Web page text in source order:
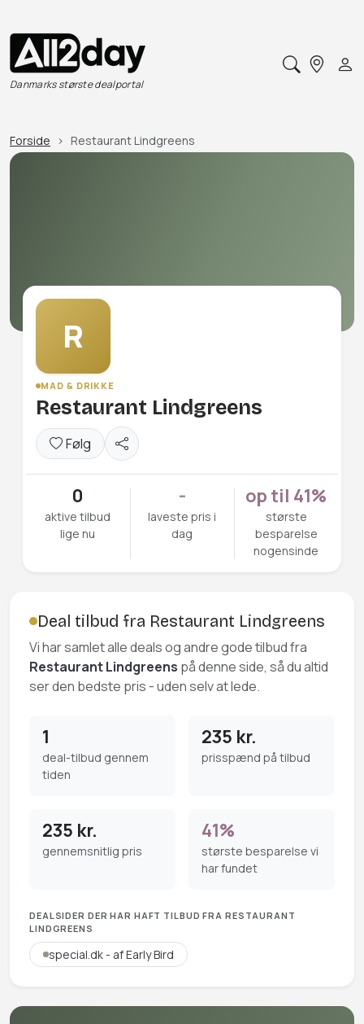
Danmarks største dealportal
Forside Restaurant Lindgreens
R
MAD & DRIKKE
Restaurant Lindgreens
Følg
0
aktive tilbud
lige nu
-
laveste pris i
dag
op til 41%
største
besparelse
nogensinde
Deal tilbud fra Restaurant Lindgreens
Vi har samlet alle deals og andre gode tilbud fra
Restaurant Lindgreens på denne side, så du altid
ser den bedste pris - uden selv at lede.
1
deal-tilbud gennem
tiden
235 kr.
prisspænd på tilbud
235 kr.
gennemsnitlig pris
41%
største besparelse vi
har fundet
DEALSIDER DER HAR HAFT TILBUD FRA RESTAURANT
LINDGREENS
special.dk - af Early Bird